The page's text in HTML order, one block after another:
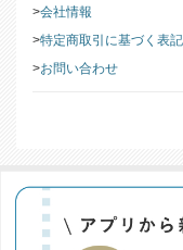
会社情報
特定商取引に基づく表記
お問い合わせ